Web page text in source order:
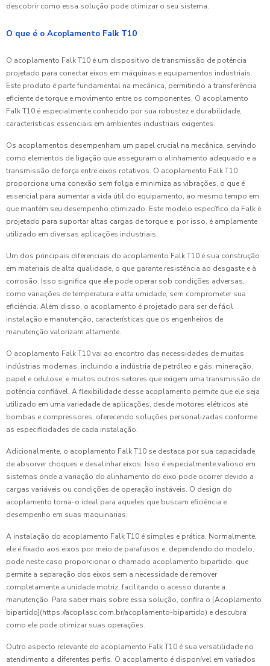
descobrir como essa solução pode otimizar o seu sistema.
O que é o Acoplamento Falk T10
O acoplamento Falk T10 é um dispositivo de transmissão de potência
projetado para conectar eixos em máquinas e equipamentos industriais.
Este produto é parte fundamental na mecânica, permitindo a transferência
eficiente de torque e movimento entre os componentes. O acoplamento
Falk T10 é especialmente conhecido por sua robustez e durabilidade,
características essenciais em ambientes industriais exigentes.
Os acoplamentos desempenham um papel crucial na mecânica, servindo
como elementos de ligação que asseguram o alinhamento adequado e a
transmissão de força entre eixos rotativos. O acoplamento Falk T10
proporciona uma conexão sem folga e minimiza as vibrações, o que é
essencial para aumentar a vida útil do equipamento, ao mesmo tempo em
que mantém seu desempenho otimizado. Este modelo específico da Falk é
projetado para suportar altas cargas de torque e, por isso, é amplamente
utilizado em diversas aplicações industriais.
Um dos principais diferenciais do acoplamento Falk T10 é sua construção
em materiais de alta qualidade, o que garante resistência ao desgaste e à
corrosão. Isso significa que ele pode operar sob condições adversas,
como variações de temperatura e alta umidade, sem comprometer sua
eficiência. Além disso, o acoplamento é projetado para ser de fácil
instalação e manutenção, características que os engenheiros de
manutenção valorizam altamente.
O acoplamento Falk T10 vai ao encontro das necessidades de muitas
indústrias modernas, incluindo a indústria de petróleo e gás, mineração,
papel e celulose, e muitos outros setores que exigem uma transmissão de
potência confiável. A flexibilidade desse acoplamento permite que ele seja
utilizado em uma variedade de aplicações, desde motores elétricos até
bombas e compressores, oferecendo soluções personalizadas conforme
as especificidades de cada instalação.
Adicionalmente, o acoplamento Falk T10 se destaca por sua capacidade
de absorver choques e desalinhar eixos. Isso é especialmente valioso em
sistemas onde a variação do alinhamento do eixo pode ocorrer devido a
cargas variáveis ou condições de operação instáveis. O design do
acoplamento torna-o ideal para aqueles que buscam eficiência e
desempenho em suas maquinarias.
A instalação do acoplamento Falk T10 é simples e prática. Normalmente,
ele é fixado aos eixos por meio de parafusos e, dependendo do modelo,
pode neste caso proporcionar o chamado acoplamento bipartido, que
permite a separação dos eixos sem a necessidade de remover
completamente a unidade motriz, facilitando o acesso durante a
manutenção. Para saber mais sobre essa solução, confira o [Acoplamento
bipartido](https://acoplasc.com.br/acoplamento-bipartido) e descubra
como ele pode otimizar suas operações.
Outro aspecto relevante do acoplamento Falk T10 é sua versatilidade no
atendimento a diferentes perfis. O acoplamento é disponível em variados